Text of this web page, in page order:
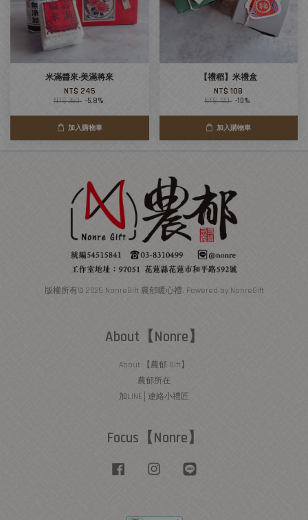
米滿醬來‧美滿將來
NT$ 245
NT$ 260 -5.8%
加入購物車
【禮稻】米禮盒
NT$ 108
NT$ 120 -10%
加入購物車
版權所有© 2026 NonreGift 農郁暖心禮. Powered by NonreGift
About【Nonre】
About 【農郁 Gift】
農郁所在
加LINE│連絡小禮匠
Focus【Nonre】
Facebook Instagram